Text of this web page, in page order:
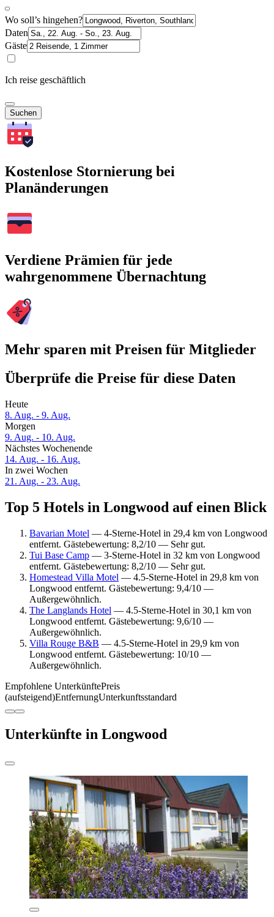
Wo soll’s hingehen?
Daten
Gäste
Ich reise geschäftlich
Suchen
Kostenlose Stornierung bei
Planänderungen
Verdiene Prämien für jede
wahrgenommene Übernachtung
Mehr sparen mit Preisen für Mitglieder
Überprüfe die Preise für diese Daten
Heute
8. Aug. - 9. Aug.
Morgen
9. Aug. - 10. Aug.
Nächstes Wochenende
14. Aug. - 16. Aug.
In zwei Wochen
21. Aug. - 23. Aug.
Top 5 Hotels in Longwood auf einen Blick
Bavarian Motel — 4-Sterne-Hotel in 29,4 km von Longwood
entfernt. Gästebewertung: 8,2/10 — Sehr gut.
Tui Base Camp — 3-Sterne-Hotel in 32 km von Longwood
entfernt. Gästebewertung: 8,2/10 — Sehr gut.
Homestead Villa Motel — 4.5-Sterne-Hotel in 29,8 km von
Longwood entfernt. Gästebewertung: 9,4/10 —
Außergewöhnlich.
The Langlands Hotel — 4.5-Sterne-Hotel in 30,1 km von
Longwood entfernt. Gästebewertung: 9,6/10 —
Außergewöhnlich.
Villa Rouge B&B — 4.5-Sterne-Hotel in 29,9 km von
Longwood entfernt. Gästebewertung: 10/10 —
Außergewöhnlich.
Empfohlene UnterkünftePreis
(aufsteigend)EntfernungUnterkunftsstandard
Unterkünfte in Longwood